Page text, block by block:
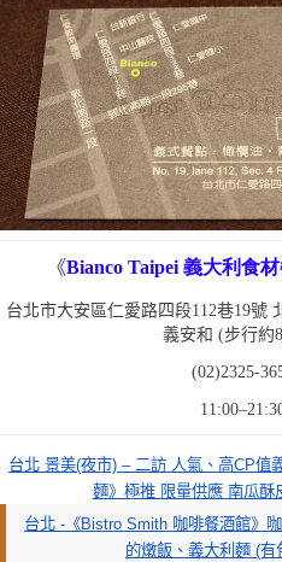
《Bianco Taipei義大利食
台北市大安區仁愛路四段112巷19號
義安和 (步行約
(02)2325-
台北 景美(夜市) – 二訪 人氣、高CP值
麵》極推 限量供應 南瓜酥
台北 -《Bistro Smith 咖啡餐酒館》
的燉飯、義大利麵 (有